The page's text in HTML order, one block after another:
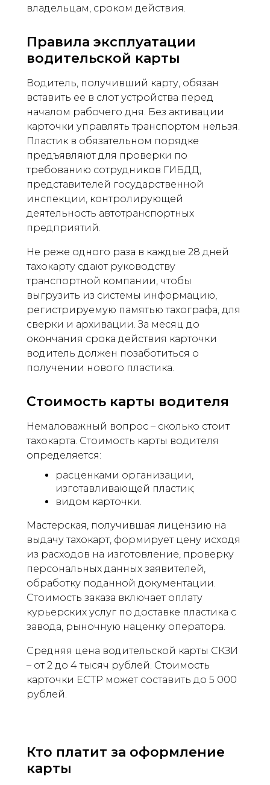
владельцам, сроком действия.
Правила эксплуатации
водительской карты
Водитель, получивший карту, обязан
вставить ее в слот устройства перед
началом рабочего дня. Без активации
карточки управлять транспортом нельзя.
Пластик в обязательном порядке
предъявляют для проверки по
требованию сотрудников ГИБДД,
представителей государственной
инспекции, контролирующей
деятельность автотранспортных
предприятий.
Не реже одного раза в каждые 28 дней
тахокарту сдают руководству
транспортной компании, чтобы
выгрузить из системы информацию,
регистрируемую памятью тахографа, для
сверки и архивации. За месяц до
окончания срока действия карточки
водитель должен позаботиться о
получении нового пластика.
Стоимость карты водителя
Немаловажный вопрос – сколько стоит
тахокарта. Стоимость карты водителя
определяется:
расценками организации,
изготавливающей пластик;
видом карточки.
Мастерская, получившая лицензию на
выдачу тахокарт, формирует цену исходя
из расходов на изготовление, проверку
персональных данных заявителей,
обработку поданной документации.
Стоимость заказа включает оплату
курьерских услуг по доставке пластика с
завода, рыночную наценку оператора.
Средняя цена водительской карты СКЗИ
– от 2 до 4 тысяч рублей. Стоимость
карточки ЕСТР может составить до 5 000
рублей.
Кто платит за оформление
карты